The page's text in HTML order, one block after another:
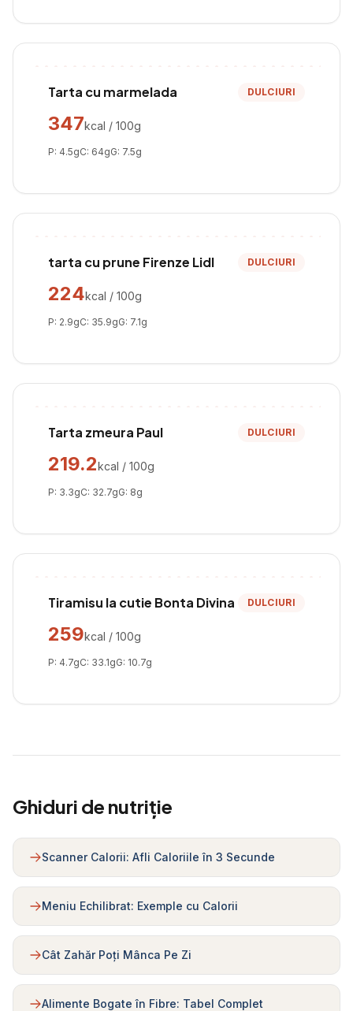
Tarta cu marmelada DULCIURI
347kcal / 100g
P: 4.5gC: 64gG: 7.5g
tarta cu prune Firenze Lidl DULCIURI
224kcal / 100g
P: 2.9gC: 35.9gG: 7.1g
Tarta zmeura Paul DULCIURI
219.2kcal / 100g
P: 3.3gC: 32.7gG: 8g
Tiramisu la cutie Bonta Divina DULCIURI
259kcal / 100g
P: 4.7gC: 33.1gG: 10.7g
Ghiduri de nutriție
Scanner Calorii: Afli Caloriile în 3 Secunde
Meniu Echilibrat: Exemple cu Calorii
Cât Zahăr Poți Mânca Pe Zi
Alimente Bogate în Fibre: Tabel Complet